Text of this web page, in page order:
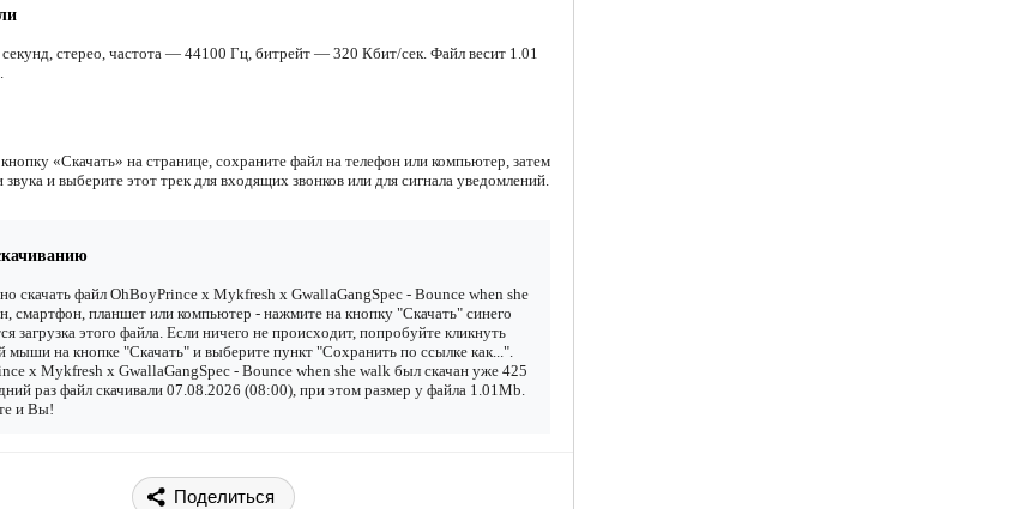
стерео, частота — 44100 Гц, битрейт — 320 Кбит/сек. Файл весит 1.01
«Скачать» на странице, сохраните файл на телефон или компьютер, затем
звука и выберите этот трек для входящих звонков или для сигнала уведомлений.
скачать файл OhBoyPrince x Mykfresh x GwallaGangSpec - Bounce when she
смартфон, планшет или компьютер - нажмите на кнопку "Скачать" синего
загрузка этого файла. Если ничего не происходит, попробуйте кликнуть
мыши на кнопке "Скачать" и выберите пункт "Сохранить по ссылке как...".
x Mykfresh x GwallaGangSpec - Bounce when she walk был скачан уже 425
раз файл скачивали 07.08.2026 (08:00), при этом размер у файла 1.01Mb.
и Вы!
Поделиться